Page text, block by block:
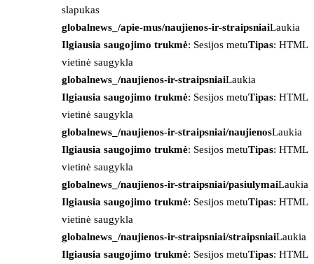
slapukas
globalnews_/apie-mus/naujienos-ir-straipsniaiLaukia
Ilgiausia saugojimo trukmė: Sesijos metuTipas: HTML
vietinė saugykla
globalnews_/naujienos-ir-straipsniaiLaukia
Ilgiausia saugojimo trukmė: Sesijos metuTipas: HTML
vietinė saugykla
globalnews_/naujienos-ir-straipsniai/naujienosLaukia
Ilgiausia saugojimo trukmė: Sesijos metuTipas: HTML
vietinė saugykla
globalnews_/naujienos-ir-straipsniai/pasiulymaiLaukia
Ilgiausia saugojimo trukmė: Sesijos metuTipas: HTML
vietinė saugykla
globalnews_/naujienos-ir-straipsniai/straipsniaiLaukia
Ilgiausia saugojimo trukmė: Sesijos metuTipas: HTML